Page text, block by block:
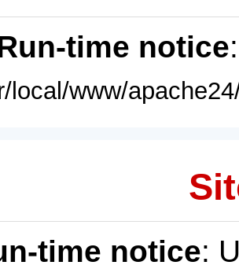
time notice
local/www/
time notice: